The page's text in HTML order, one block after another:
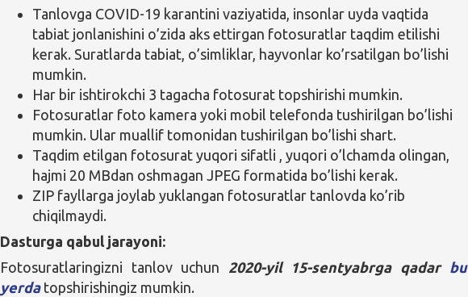
Tanlovga COVID-19 karantini vaziyatida, insonlar uyda vaqtida
tabiat jonlanishini o’zida aks ettirgan fotosuratlar taqdim etilishi
kerak. Suratlarda tabiat, o’simliklar, hayvonlar ko’rsatilgan bo’lishi
mumkin.
Har bir ishtirokchi 3 tagacha fotosurat topshirishi mumkin.
Fotosuratlar foto kamera yoki mobil telefonda tushirilgan bo’lishi
mumkin. Ular muallif tomonidan tushirilgan bo’lishi shart.
Taqdim etilgan fotosurat yuqori sifatli , yuqori o’lchamda olingan,
hajmi 20 MBdan oshmagan JPEG formatida bo’lishi kerak.
ZIP fayllarga joylab yuklangan fotosuratlar tanlovda ko’rib
chiqilmaydi.
Dasturga qabul jarayoni:
Fotosuratlaringizni tanlov uchun 2020-yil 15-sentyabrga qadar
bu
yerdatopshirishingiz mumkin.